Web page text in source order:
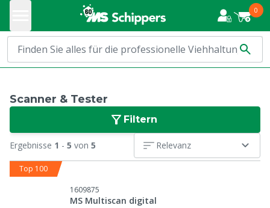
0
Scanner & Tester
Filtern
Ergebnisse 1 - 5 von 5 Relevanz
Top 100
1609875
MS Multiscan digital